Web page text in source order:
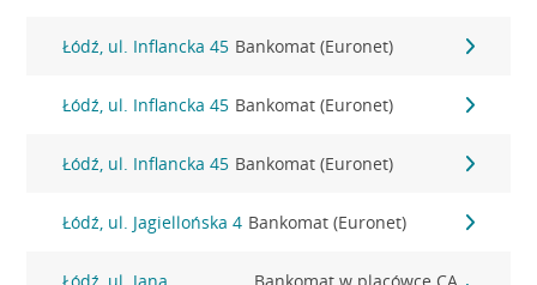
Łódź, ul. Inflancka 45 Bankomat (Euronet)
Łódź, ul. Inflancka 45 Bankomat (Euronet)
Łódź, ul. Inflancka 45 Bankomat (Euronet)
Łódź, ul. Jagiellońska 4 Bankomat (Euronet)